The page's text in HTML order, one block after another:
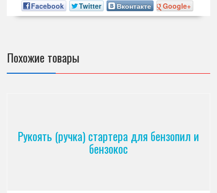
Facebook Twitter Вконтакте Google+
Похожие товары
Рукоять (ручка) стартера для бензопил и
бензокос